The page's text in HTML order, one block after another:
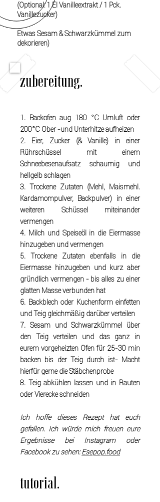
(Optional: 1 El Vanilleextrakt / 1 Pck.
Vanillezucker)
Etwas Sesam & Schwarzkümmel zum
dekorieren)
1. Backofen aug 180 °C Umluft oder
200°C Ober -und Unterhitze aufheizen
2. Eier, Zucker (& Vanille) in einer
Rührschüssel mit einem
Schneebesenaufsatz schaumig und
hellgelb schlagen
3. Trockene Zutaten (Mehl, Maismehl.
Kardamompulver, Backpulver) in einer
weiteren Schüssel miteinander
vermengen
4. Milch und Speiseöl in die Eiermasse
hinzugeben und vermengen
5. Trockene Zutaten ebenfalls in die
Eiermasse hinzugeben und kurz aber
gründlich vermengen - bis alles zu einer
glatten Masse verbunden hat
6. Backblech oder Kuchenform einfetten
und Teig gleichmäßig darüber verteilen
7. Sesam und Schwarzkümmel über
den Teig verteilen und das ganz in
eurem vorgeheizten Ofen für 25-30 min
backen bis der Teig durch ist- Macht
hierfür gerne die Stäbchenprobe
8. Teig abkühlen lassen und in Rauten
oder Vierecke schneiden
Ich hoffe dieses Rezept hat euch
gefallen. Ich würde mich freuen eure
Ergebnisse bei Instagram oder
Facebook zu sehen:Esepop.food
zubereitung.
tutorial.